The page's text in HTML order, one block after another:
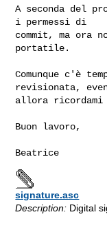
A seconda del
i permessi di
commit, ma ora
portatile.
Comunque c'è
revisionata,
allora
Buon lavoro,
Beatrice
signature.asc
Description: Digital